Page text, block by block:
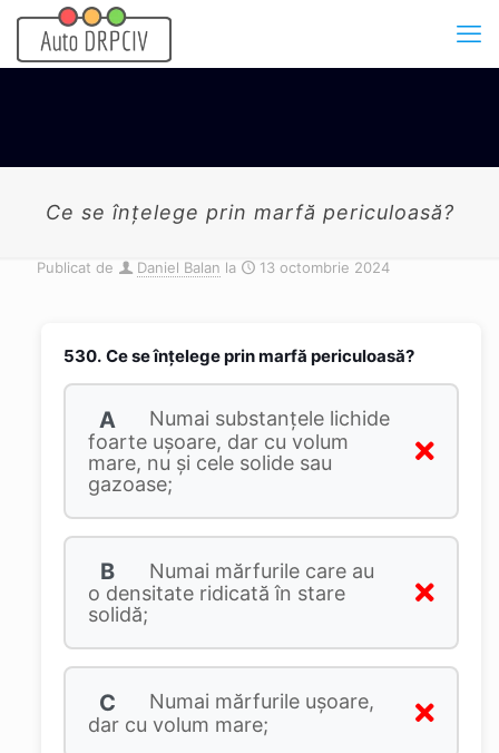
Ce se înţelege prin marfă periculoasă?
Publicat de Daniel Balan la 13 octombrie 2024
530. Ce se înţelege prin marfă periculoasă?
A
Numai substanţele lichide
foarte uşoare, dar cu volum
mare, nu şi cele solide sau
gazoase;
B
Numai mărfurile care au
o densitate ridicată în stare
solidă;
C
Numai mărfurile uşoare,
dar cu volum mare;